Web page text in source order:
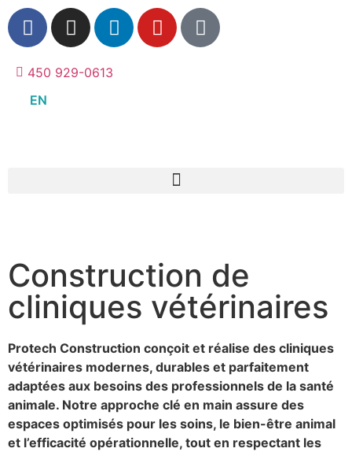
450 929-0613
EN
Construction de
cliniques vétérinaires
Protech Construction conçoit et réalise des cliniques
vétérinaires modernes, durables et parfaitement
adaptées aux besoins des professionnels de la santé
animale. Notre approche clé en main assure des
espaces optimisés pour les soins, le bien-être animal
et l’efficacité opérationnelle, tout en respectant les